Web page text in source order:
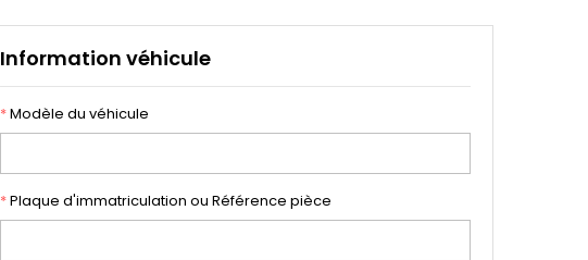
Information véhicule
*Modèle du véhicule
*Plaque d'immatriculation ou Référence pièce